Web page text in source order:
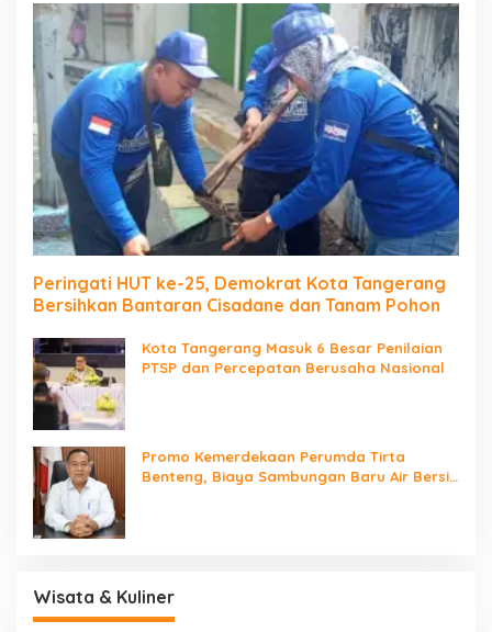
Peringati HUT ke-25, Demokrat Kota Tangerang
Bersihkan Bantaran Cisadane dan Tanam Pohon
Kota Tangerang Masuk 6 Besar Penilaian
PTSP dan Percepatan Berusaha Nasional
Promo Kemerdekaan Perumda Tirta
Benteng, Biaya Sambungan Baru Air Bersih
Wisata & Kuliner